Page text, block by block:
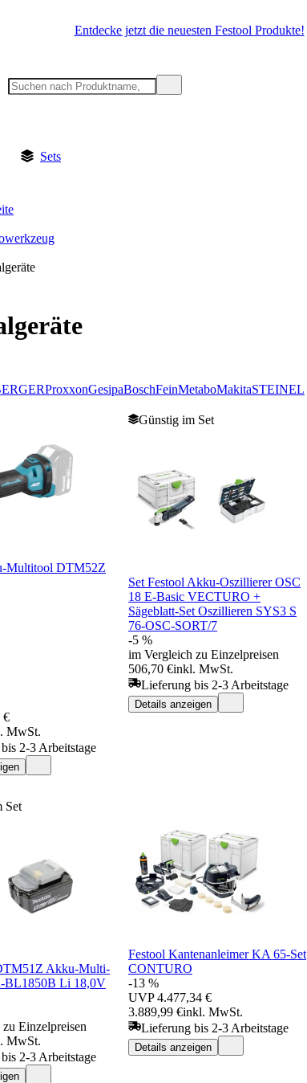
Entdecke jetzt die neuesten Festool Produkte!
Sets
ProxxonGesipaBoschFeinMetaboMakitaSTEINEL
Multitool DTM52Z
€
MwSt.
2-3 Arbeitstage
Günstig im Set
Set Festool Akku-Oszillierer OSC
18 E-Basic VECTURO +
Sägeblatt-Set Oszillieren SYS3 S
76-OSC-SORT/7
-5 %
im Vergleich zu Einzelpreisen
506,70 €inkl. MwSt.
Lieferung bis 2-3 Arbeitstage
Details anzeigen
Set
Akku-Multi-
BL1850B Li 18,0V
Einzelpreisen
MwSt.
2-3 Arbeitstage
Festool Kantenanleimer KA 65-Set
CONTURO
-13 %
UVP 4.477,34 €
3.889,99 €inkl. MwSt.
Lieferung bis 2-3 Arbeitstage
Details anzeigen